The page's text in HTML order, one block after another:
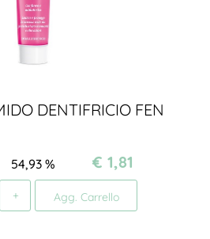
DENTIFRICIO FEN
%
54,93 € 1,81
Agg. Carrello